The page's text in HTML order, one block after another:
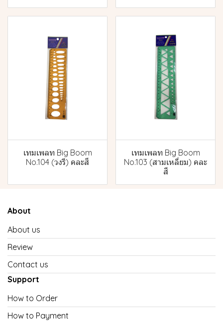
เทมเพลท Big Boom
No.104 (วงรี) คละสี
เทมเพลท Big Boom
No.103 (สามเหลี่ยม) คละ
สี
About
About us
Review
Contact us
Support
How to Order
How to Payment